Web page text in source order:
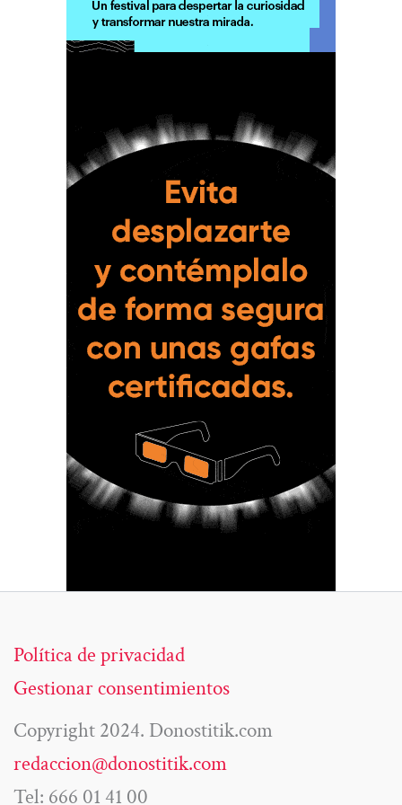
Política de privacidad
Gestionar consentimientos
Copyright 2024. Donostitik.com
redaccion@donostitik.com
Tel: 666 01 41 00